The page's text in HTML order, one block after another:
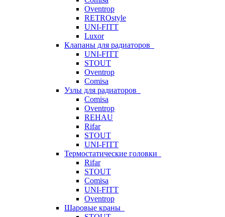
Oventrop
RETROstyle
UNI-FITT
Luxor
Клапаны для радиаторов
UNI-FITT
STOUT
Oventrop
Comisa
Узлы для радиаторов
Comisa
Oventrop
REHAU
Rifar
STOUT
UNI-FITT
Термостатические головки
Rifar
STOUT
Comisa
UNI-FITT
Oventrop
Шаровые краны